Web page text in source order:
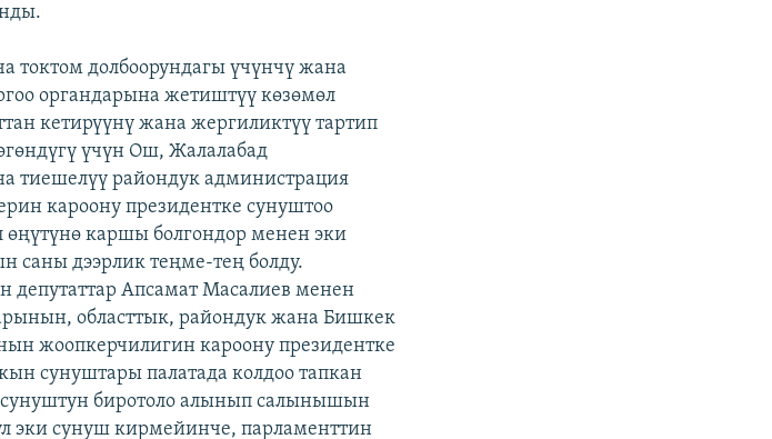
токтом долбоорундагы үчүнчү жана
органдарына жетиштүү көзөмөл
кетирүүнү жана жергиликтүү тартип
үчүн Ош, Жалалабад
тиешелүү райондук администрация
кароону президентке сунуштоо
өңүтүнө каршы болгондор менен эки
саны дээрлик теңме-тең болду.
депутаттар Апсамат Масалиев менен
областтык, райондук жана Бишкек
жоопкерчилигин кароону президентке
сунуштары палатада колдоо тапкан
сунуштун биротоло алынып салынышын
эки сунуш кирмейинче, парламенттин